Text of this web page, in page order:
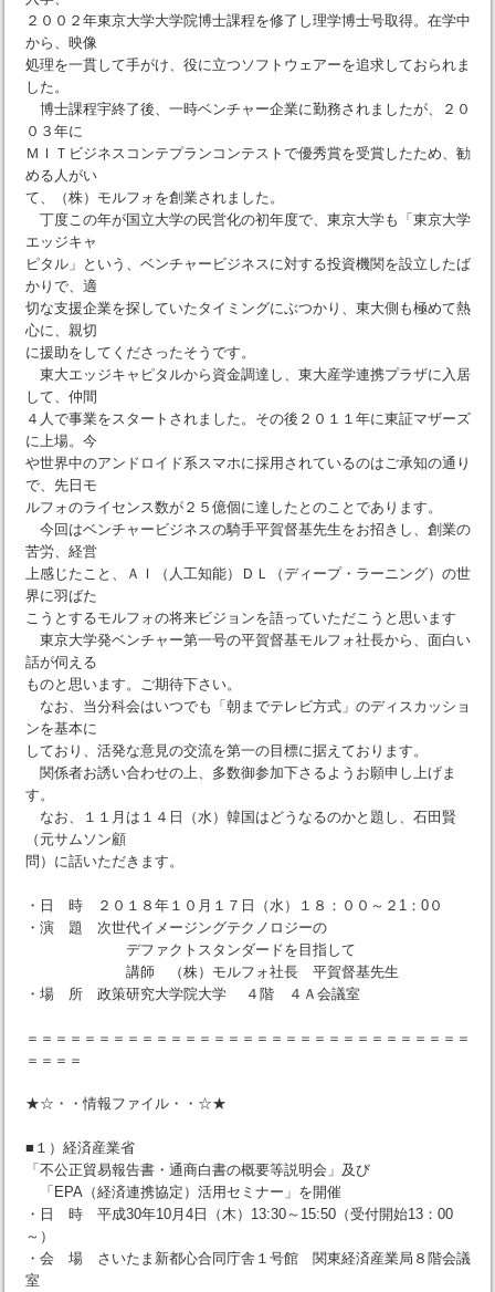
２００２年東京大学大学院博士課程を修了し理学博士号取得。在学中
から、映像
処理を一貫して手がけ、役に立つソフトウェアーを追求しておられま
した。
博士課程宇終了後、一時ベンチャー企業に勤務されましたが、２０
０３年に
ＭＩＴビジネスコンテプランコンテストで優秀賞を受賞したため、勧
める人がい
て、（株）モルフォを創業されました。
丁度この年が国立大学の民営化の初年度で、東京大学も「東京大学
エッジキャ
ピタル」という、ベンチャービジネスに対する投資機関を設立したば
かりで、適
切な支援企業を探していたタイミングにぶつかり、東大側も極めて熱
心に、親切
に援助をしてくださったそうです。
東大エッジキャピタルから資金調達し、東大産学連携プラザに入居
して、仲間
４人で事業をスタートされました。その後２０１１年に東証マザーズ
に上場。今
や世界中のアンドロイド系スマホに採用されているのはご承知の通り
で、先日モ
ルフォのライセンス数が２５億個に達したとのことであります。
今回はベンチャービジネスの騎手平賀督基先生をお招きし、創業の
苦労、経営
上感じたこと、ＡＩ（人工知能）ＤＬ（ディープ・ラーニング）の世
界に羽ばた
こうとするモルフォの将来ビジョンを語っていただこうと思います
東京大学発ベンチャー第一号の平賀督基モルフォ社長から、面白い
話が伺える
ものと思います。ご期待下さい。
なお、当分科会はいつでも「朝までテレビ方式」のディスカッショ
ンを基本に
しており、活発な意見の交流を第一の目標に据えております。
関係者お誘い合わせの上、多数御参加下さるようお願申し上げま
す。
なお、１１月は１４日（水）韓国はどうなるのかと題し、石田賢
（元サムソン顧
問）に話いただきます。
・日 時 ２０１８年１０月１７日（水）１８：００～２1：0０
・演 題 次世代イメージングテクノロジーの
デファクトスタンダードを目指して
講師 （株）モルフォ社長 平賀督基先生
・場 所 政策研究大学院大学 ４階 ４Ａ会議室
＝＝＝＝＝＝＝＝＝＝＝＝＝＝＝＝＝＝＝＝＝＝＝＝＝＝＝＝＝＝＝
＝＝＝＝
★☆・・情報ファイル・・☆★
■１）経済産業省
「不公正貿易報告書・通商白書の概要等説明会」及び
「EPA（経済連携協定）活用セミナー」を開催
・日 時 平成30年10月4日（木）13:30～15:50（受付開始13：00
～）
・会 場 さいたま新都心合同庁舎１号館 関東経済産業局８階会議
室